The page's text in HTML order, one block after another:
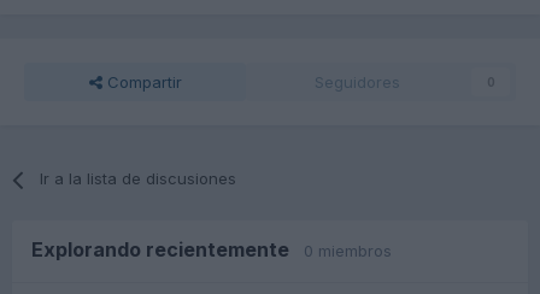
Compartir Seguidores 0
Ir a la lista de discusiones
Explorando recientemente 0 miembros